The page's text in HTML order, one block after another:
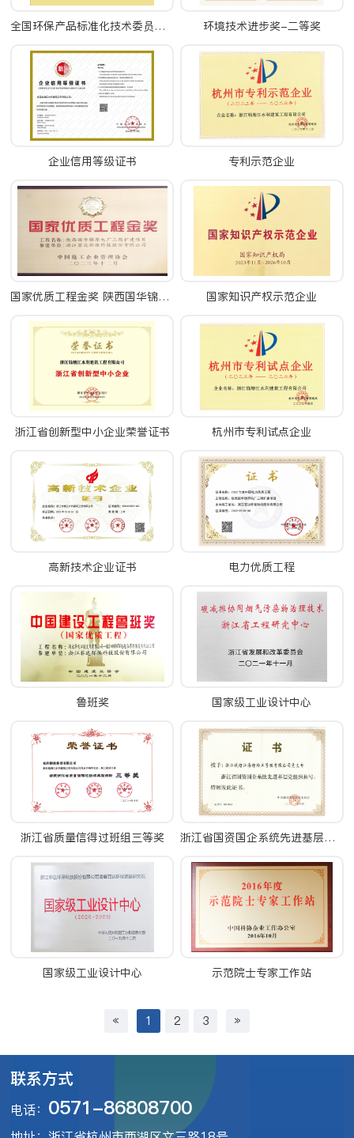
全国环保产品标准化技术委员会环境保护机械分技术委员会主任委员单位 环境技术进步奖-二等奖
企业信用等级证书 专利示范企业
国家优质工程金奖 陕西国华锦界电厂三期扩建项目 国家知识产权示范企业
浙江省创新型中小企业荣誉证书 杭州市专利试点企业
高新技术企业证书 电力优质工程
鲁班奖 国家级工业设计中心
浙江省质量信得过班组三等奖 浙江省国资国企系统先进基层党组织称号-省国资委(2021.6)
国家级工业设计中心 示范院士专家工作站
« 1 2 3 »
联系方式
电话： 0571-86808700